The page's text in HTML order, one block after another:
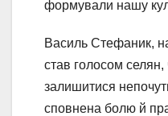
формували нашу
Василь Стефаник,
став голосом селян,
залишитися
сповнена болю й